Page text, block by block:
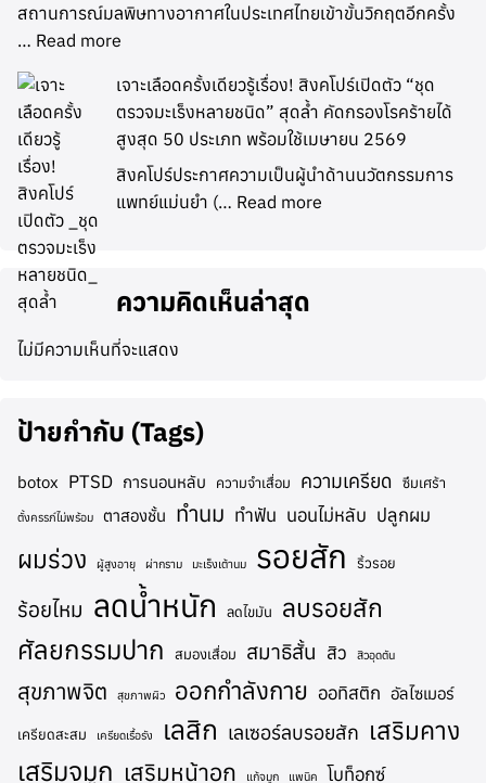
สถานการณ์มลพิษทางอากาศในประเทศไทยเข้าขั้นวิกฤตอีกครั้ง
… Read more
เจาะเลือดครั้งเดียวรู้เรื่อง! สิงคโปร์เปิดตัว “ชุด
ตรวจมะเร็งหลายชนิด” สุดล้ำ คัดกรองโรคร้ายได้
สูงสุด 50 ประเภท พร้อมใช้เมษายน 2569
สิงคโปร์ประกาศความเป็นผู้นำด้านนวัตกรรมการ
แพทย์แม่นยำ (… Read more
ความคิดเห็นล่าสุด
ไม่มีความเห็นที่จะแสดง
ป้ายกำกับ (Tags)
botox PTSD การนอนหลับ ความจำเสื่อม ความเครียด ซึมเศร้า
ตั้งครรภ์ไม่พร้อม ตาสองชั้น ทำนม ทำฟัน นอนไม่หลับ ปลูกผม
ผมร่วง ผู้สูงอายุ ผ่ากราม มะเร็งเต้านม รอยสัก ริ้วรอย
ร้อยไหม ลดน้ำหนัก ลดไขมัน ลบรอยสัก
ศัลยกรรมปาก สมองเสื่อม สมาธิสั้น สิว สิวอุดตัน
สุขภาพจิต สุขภาพผิว ออกกำลังกาย ออทิสติก อัลไซเมอร์
เครียดสะสม เครียดเรื้อรัง เลสิก เลเซอร์ลบรอยสัก เสริมคาง
เสริมจมูก เสริมหน้าอก แก้จมูก แพนิค โบท็อกซ์